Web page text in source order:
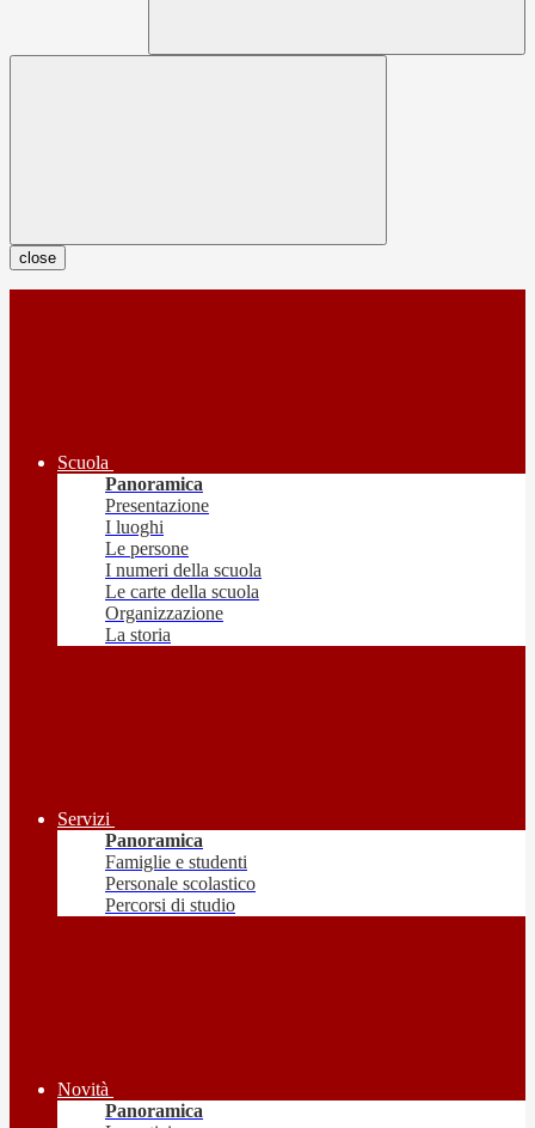
close
Scuola
Panoramica
Presentazione
I luoghi
Le persone
I numeri della scuola
Le carte della scuola
Organizzazione
La storia
Servizi
Panoramica
Famiglie e studenti
Personale scolastico
Percorsi di studio
Novità
Panoramica